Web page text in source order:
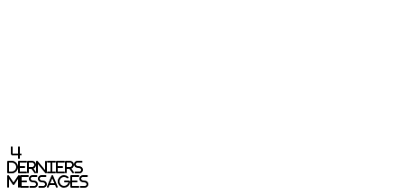
4
derniers
messages